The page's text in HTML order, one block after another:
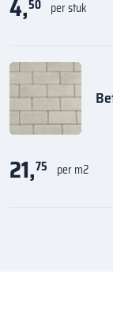
4,50 per stuk
21,75 per m2